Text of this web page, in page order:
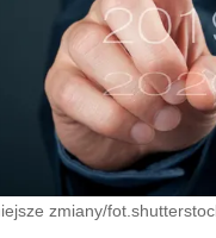
zmiany/